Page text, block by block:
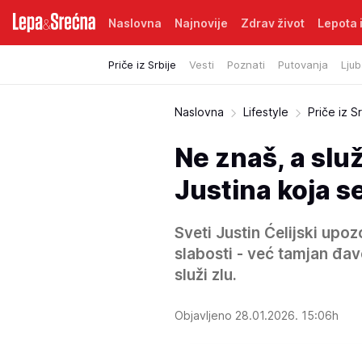
Naslovna Najnovije Zdrav život Lepota
Priče iz Srbije Vesti Poznati Putovanja
Naslovna Lifestyle Priče iz
Ne znaš, a
Justina koja
Sveti Justin Ćelijski
slabosti - već tamjan
služi zlu.
Objavljeno 28.01.2026. 15:06h